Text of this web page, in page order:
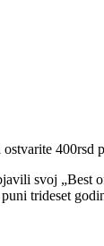
400rsd
svoj „Best
trideset